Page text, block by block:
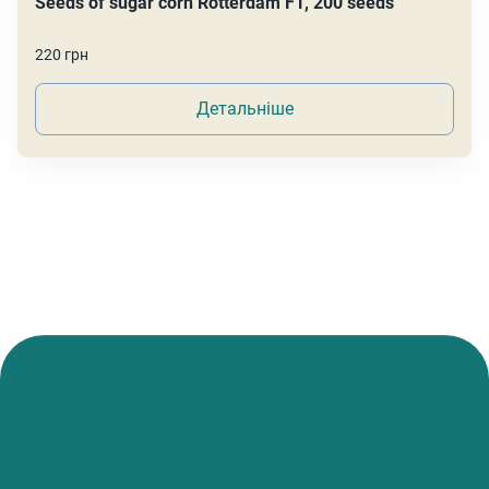
220 грн
Детальніше